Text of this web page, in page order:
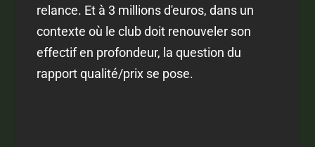
relance. Et à 3 millions d'euros, dans un
contexte où le club doit renouveler son
effectif en profondeur, la question du
rapport qualité/prix se pose.